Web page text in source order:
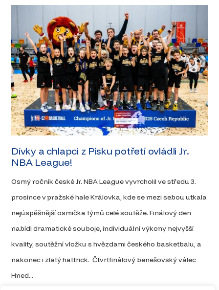
Dívky a chlapci z Písku potřetí ovládli Jr.
NBA League!
Osmý ročník české Jr. NBA League vyvrcholil ve středu 3.
prosince v pražské hale Královka, kde se mezi sebou utkala
nejúspěšnější osmička týmů celé soutěže. Finálový den
nabídl dramatické souboje, individuální výkony nejvyšší
kvality, soutěžní vložku s hvězdami českého basketbalu, a
nakonec i zlatý hattrick. Čtvrtfinálový benešovský válec
Hned...